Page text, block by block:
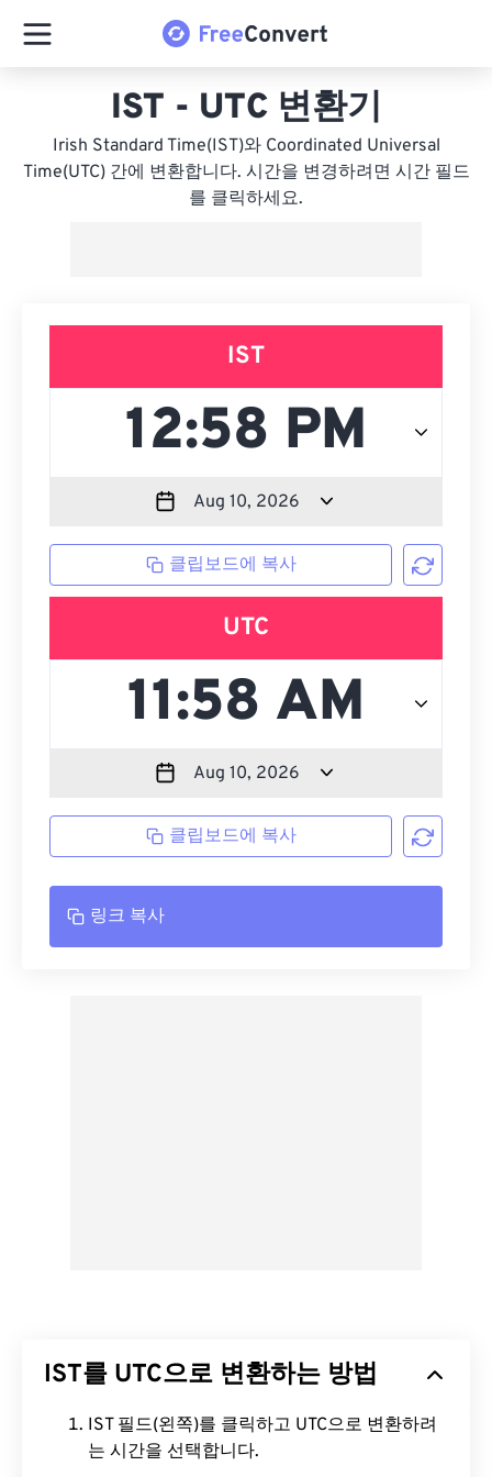
IST - UTC 변환기
Irish Standard Time(IST)와 Coordinated Universal
Time(UTC) 간에 변환합니다. 시간을 변경하려면 시간 필드
를 클릭하세요.
IST
클립보드에 복사
UTC
클립보드에 복사
링크 복사
IST를 UTC으로 변환하는 방법
IST 필드(왼쪽)를 클릭하고 UTC으로 변환하려
는 시간을 선택합니다.